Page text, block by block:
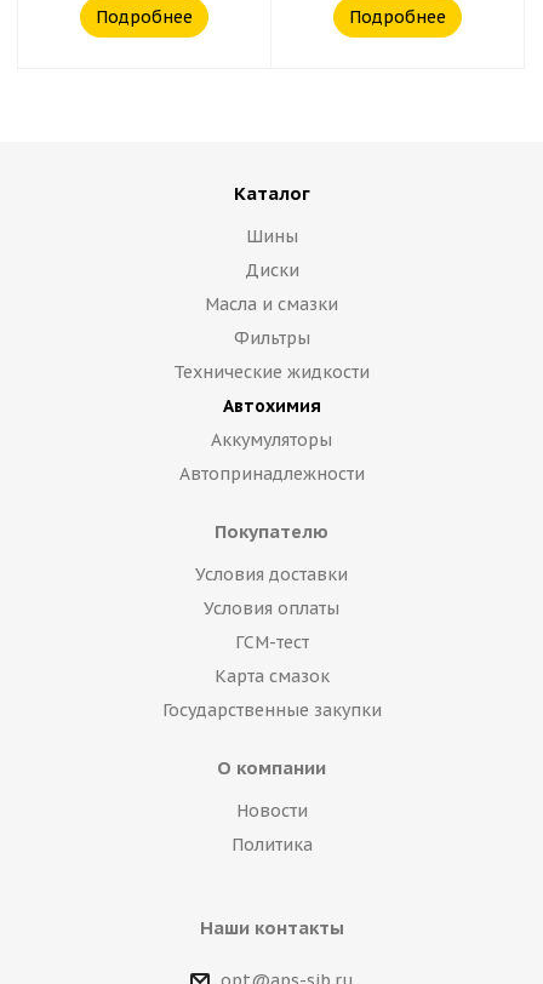
Подробнее Подробнее
Каталог
Шины
Диски
Масла и смазки
Фильтры
Технические жидкости
Автохимия
Аккумуляторы
Автопринадлежности
Покупателю
Условия доставки
Условия оплаты
ГСМ-тест
Карта смазок
Государственные закупки
О компании
Новости
Политика
Наши контакты